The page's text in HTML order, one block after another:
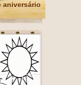
aniversário